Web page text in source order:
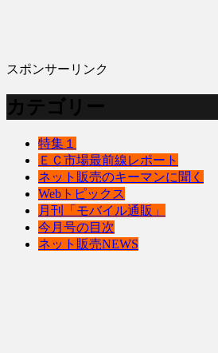
スポンサーリンク
カテゴリー
特集１
ＥＣ市場最前線レポート
ネット販売のキーマンに聞く
Webトピックス
月刊「モバイル通販」
今月号の目次
ネット販売NEWS